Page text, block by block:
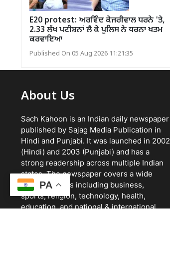
E20 protest: ਅਰਵਿੰਦ ਕੇਜਰੀਵਾਲ ਧਰਨੇ 'ਤੇ,
2.33 ਲੱਖ ਪਟੀਸ਼ਨਾਂ ਲੈ ਕੇ ਪੁਲਿਸ ਨੇ ਧਰਨਾ ਖਤਮ
ਕਰਵਾਇਆ
Published On 05 Aug 2026 11:21:35
About Us
Sach Kahoon is an Indian daily newspaper
published by Sajag Media Publication in
Hindi and Punjabi. It was launched in 2002
(Hindi) and 2003 (Punjabi) and has a
strong readership across multiple Indian
states. The newspaper covers a wide
range of topics including business,
sports, religion, technology, health,
education, and national & international
PA